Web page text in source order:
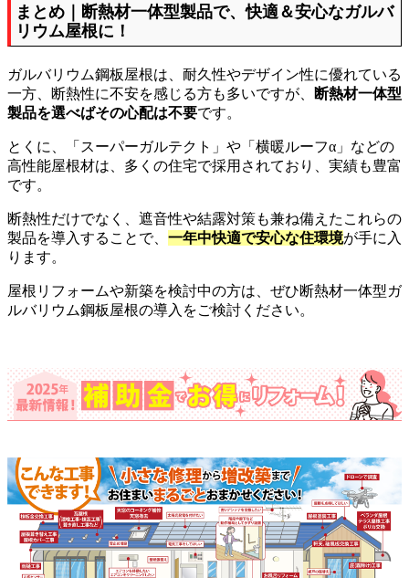
まとめ｜断熱材一体型製品で、快適＆安心なガルバ
リウム屋根に！
ガルバリウム鋼板屋根は、耐久性やデザイン性に優れている
一方、断熱性に不安を感じる方も多いですが、
断熱材一体型
製品を選べばその心配は不要です。
とくに、「スーパーガルテクト」や「横暖ルーフα」などの
高性能屋根材は、多くの住宅で採用されており、実績も豊富
です。
断熱性だけでなく、遮音性や結露対策も兼ね備えたこれらの
製品を導入することで、 一年中快適で安心な住環境が手に入
ります。
屋根リフォームや新築を検討中の方は、ぜひ断熱材一体型ガ
ルバリウム鋼板屋根の導入をご検討ください。